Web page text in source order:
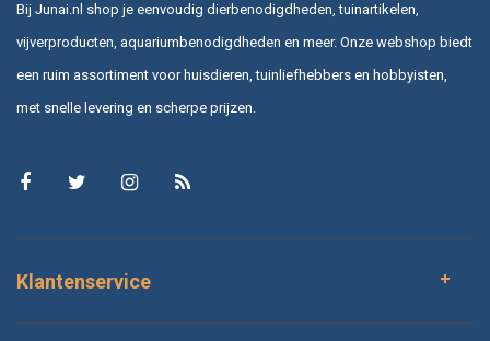
Bij Junai.nl shop je eenvoudig dierbenodigdheden, tuinartikelen,
vijverproducten, aquariumbenodigdheden en meer. Onze webshop biedt
een ruim assortiment voor huisdieren, tuinliefhebbers en hobbyisten,
met snelle levering en scherpe prijzen.
Klantenservice